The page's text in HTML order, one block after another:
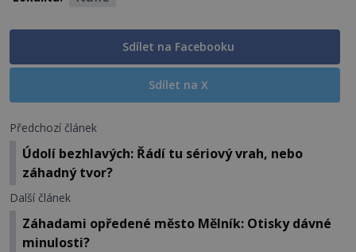
Sdílet na Facebooku
Sdílet na X
Předchozí článek
Údolí bezhlavých: Řádí tu sériový vrah, nebo
záhadný tvor?
Další článek
Záhadami opředené město Mělník: Otisky dávné
minulosti?